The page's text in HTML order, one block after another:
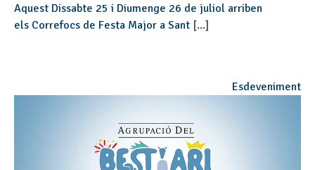
Aquest Dissabte 25 i Diumenge 26 de juliol arriben
els Correfocs de Festa Major a Sant [...]
Esdeveniment